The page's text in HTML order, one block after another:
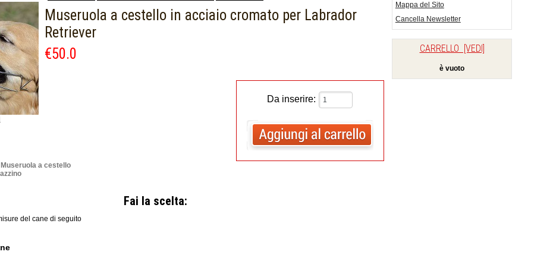
Museruola a cestello in acciaio cromato per Labrador
Retriever
€50.0
Da inserire:
a cestello
Fai la scelta:
del cane di seguito
Mappa del Sito
Cancella Newsletter
CARRELLO [VEDI]
è vuoto